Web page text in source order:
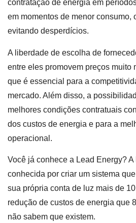
contratação de energia em
em momentos de menor consumo,
evitando desperdícios.
A liberdade de escolha de
entre eles promovem preços muito
que é essencial para a
mercado. Além disso, a
melhores condições contratuais
dos custos de energia e para a
operacional.
Você já conhece a Lead Energy?
conhecida por criar um sistema
sua própria conta de luz mais de
redução de custos de energia que
não sabem que existem.